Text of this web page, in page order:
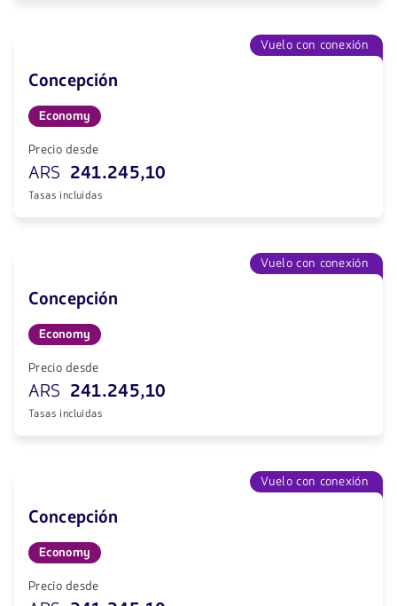
Vuelo con conexión
Concepción
Economy
Precio desde
ARS 241.245,10
Tasas incluidas
Vuelo con conexión
Concepción
Economy
Precio desde
ARS 241.245,10
Tasas incluidas
Vuelo con conexión
Concepción
Economy
Precio desde